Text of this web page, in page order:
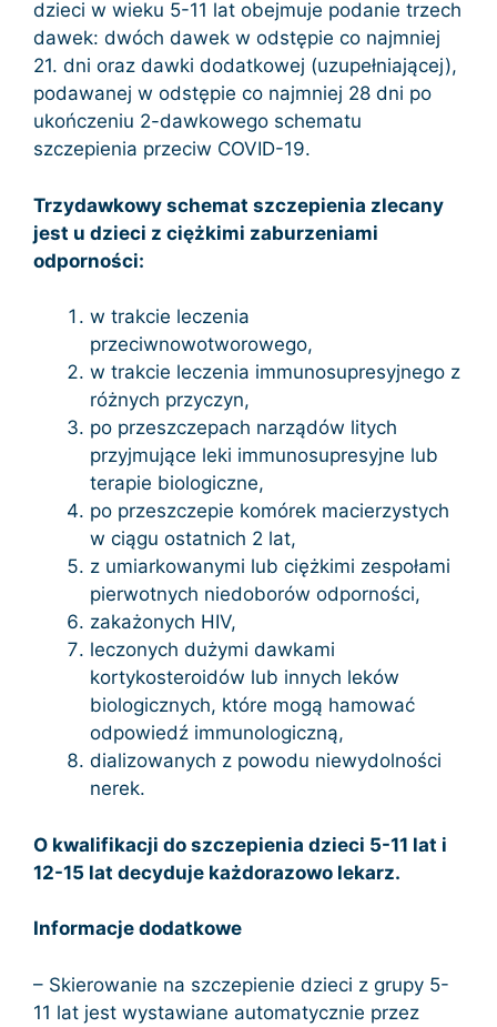
dzieci w wieku 5-11 lat obejmuje podanie trzech
dawek: dwóch dawek w odstępie co najmniej
21. dni oraz dawki dodatkowej (uzupełniającej),
podawanej w odstępie co najmniej 28 dni po
ukończeniu 2-dawkowego schematu
szczepienia przeciw COVID-19.
Trzydawkowy schemat szczepienia zlecany
jest u dzieci z ciężkimi zaburzeniami
odporności:
w trakcie leczenia
przeciwnowotworowego,
w trakcie leczenia immunosupresyjnego z
różnych przyczyn,
po przeszczepach narządów litych
przyjmujące leki immunosupresyjne lub
terapie biologiczne,
po przeszczepie komórek macierzystych
w ciągu ostatnich 2 lat,
z umiarkowanymi lub ciężkimi zespołami
pierwotnych niedoborów odporności,
zakażonych HIV,
leczonych dużymi dawkami
kortykosteroidów lub innych leków
biologicznych, które mogą hamować
odpowiedź immunologiczną,
dializowanych z powodu niewydolności
nerek.
O kwalifikacji do szczepienia dzieci 5-11 lat i
12-15 lat decyduje każdorazowo lekarz.
Informacje dodatkowe
– Skierowanie na szczepienie dzieci z grupy 5-
11 lat jest wystawiane automatycznie przez